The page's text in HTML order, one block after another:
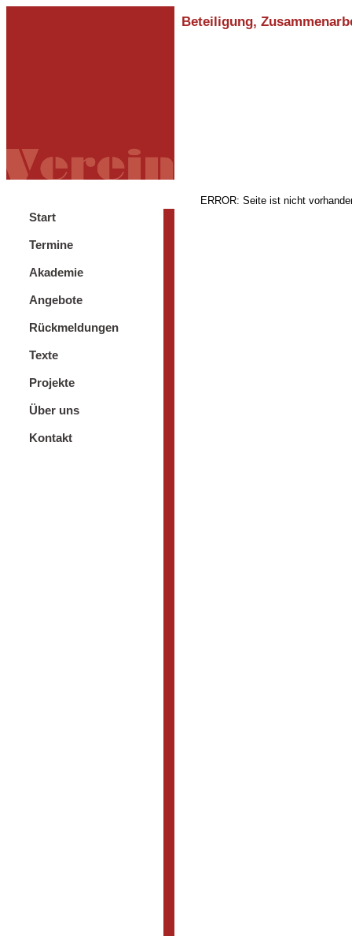
Beteiligung,
Start
Termine
Akademie
Angebote
Rückmeldungen
Texte
Projekte
Über uns
Kontakt
ERROR: Seite ist nicht